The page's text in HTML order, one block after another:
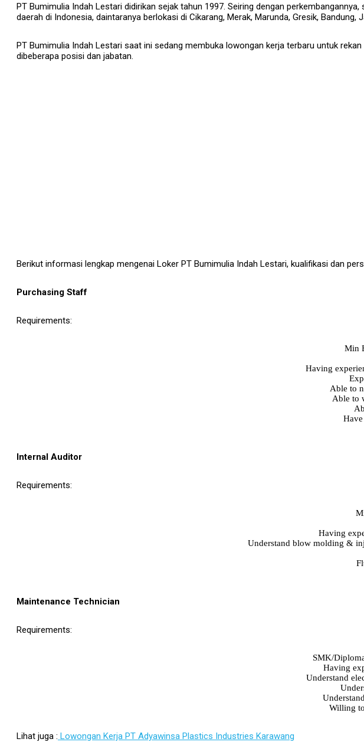
PT Bumimulia Indah Lestari didirikan sejak tahun 1997. Seiring dengan
daerah di Indonesia, daintaranya berlokasi di Cikarang, Merak, Marunda, Gresik, Bandung,
PT Bumimulia Indah Lestari saat ini sedang membuka lowongan kerja terbaru untuk
dibeberapa posisi dan jabatan.
Berikut informasi lengkap mengenai Loker PT Bumimulia Indah Lestari, kualifikasi dan
Purchasing Staff
Requirements:
Min
Having
Able to
Able to
Internal Auditor
Requirements:
Having
Understand blow molding &
Maintenance Technician
Requirements:
SMK/
Having
Understand
Willing
Lihat juga : Lowongan Kerja PT Adyawinsa Plastics Industries Karawang